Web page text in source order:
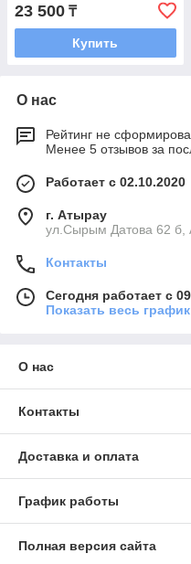
23 500 ₸
Купить
О нас
Рейтинг не
Менее 5 отзывов за
Работает с 02.10.2020
г. Атырау
ул.Сырым Датова 62 б,
Контакты
Сегодня работает с
Показать весь
О нас
Контакты
Доставка и оплата
График работы
Полная версия сайта